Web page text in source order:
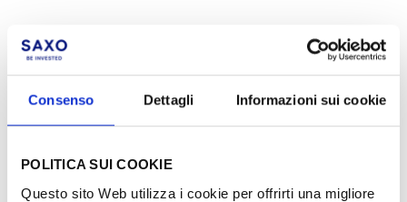
Consenso Dettagli Informazioni sui cookie
POLITICA SUI COOKIE
Questo sito Web utilizza i cookie per offrirti una migliore